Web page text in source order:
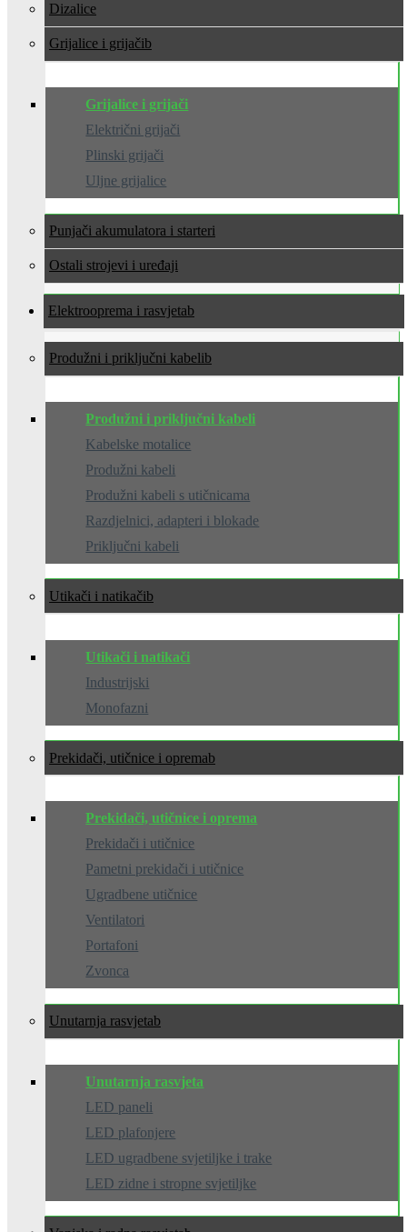
Dizalice
Grijalice i grijači
Grijalice i grijači
Električni grijači
Plinski grijači
Uljne grijalice
Punjači akumulatora i starteri
Ostali strojevi i uređaji
Elektrooprema i rasvjeta
Produžni i priključni kabeli
Produžni i priključni kabeli
Kabelske motalice
Produžni kabeli
Produžni kabeli s utičnicama
Razdjelnici, adapteri i blokade
Priključni kabeli
Utikači i natikači
Utikači i natikači
Industrijski
Monofazni
Prekidači, utičnice i oprema
Prekidači, utičnice i oprema
Prekidači i utičnice
Pametni prekidači i utičnice
Ugradbene utičnice
Ventilatori
Portafoni
Zvonca
Unutarnja rasvjeta
Unutarnja rasvjeta
LED paneli
LED plafonjere
LED ugradbene svjetiljke i trake
LED zidne i stropne svjetiljke